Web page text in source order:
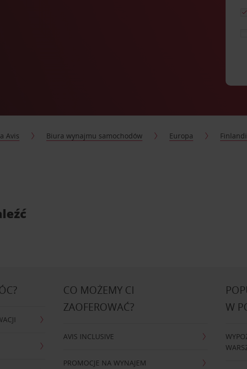
Avis Biura wynajmu samochodów Europa
CO MOŻEMY CI
ZAOFEROWAĆ?
AVIS INCLUSIVE
PROMOCJE NA WYNAJEM
W